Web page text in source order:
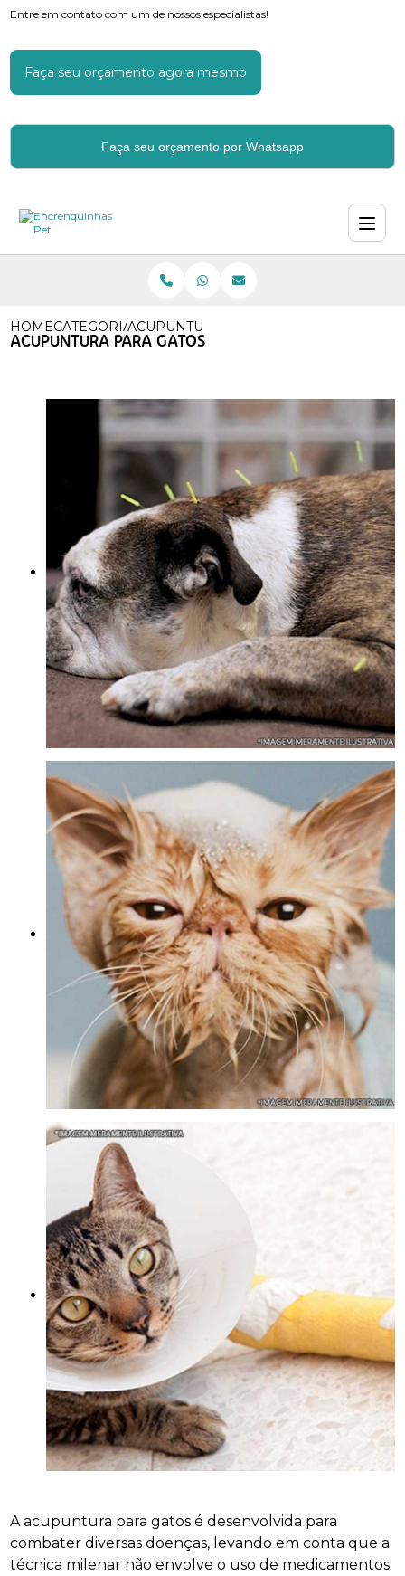
Entre em contato com um de nossos especialistas!
Faça seu orçamento agora mesmo
Faça seu orçamento por Whatsapp
HOMECATEGORIASACUPUNTURA PARA GATOS
ACUPUNTURA PARA GATOS
A acupuntura para gatos é desenvolvida para
combater diversas doenças, levando em conta que a
técnica milenar não envolve o uso de medicamentos